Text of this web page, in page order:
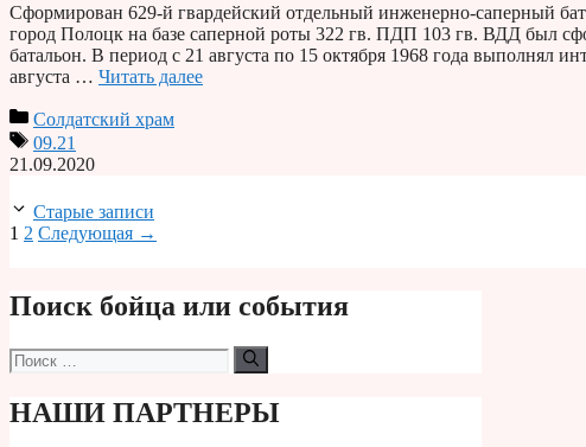
Сформирован 629-й гвардейский отдельный инженерно-саперный
город Полоцк на базе саперной роты 322 гв. ПДП 103 гв. ВДД был
батальон. В период с 21 августа по 15 октября 1968 года выполнял
августа … Читать далее
Солдатский храм
09.21
21.09.2020
Старые записи
Страница
1 Страница
2 Следующая →
Поиск бойца или события
Поиск:
НАШИ ПАРТНЕРЫ